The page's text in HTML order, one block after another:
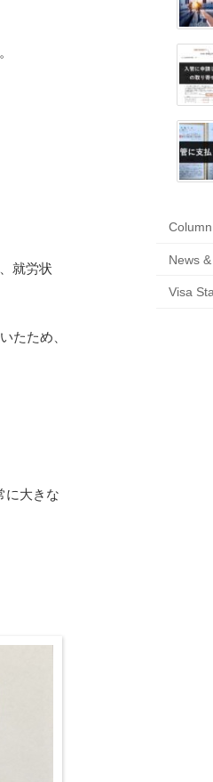
就労状
たため、
に大きな
News
Visa